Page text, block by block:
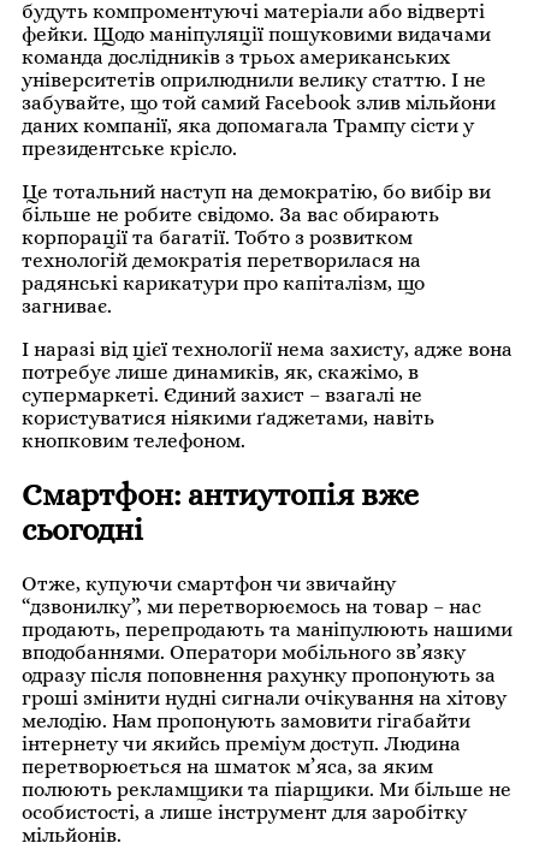
будуть компроментуючі матеріали або відверті
фейки. Щодо маніпуляції пошуковими видачами
команда дослідників з трьох американських
університетів оприлюднили велику статтю. І не
забувайте, що той самий Facebook злив мільйони
даних компанії, яка допомагала Трампу сісти у
президентське крісло.
Це тотальний наступ на демократію, бо вибір ви
більше не робите свідомо. За вас обирають
корпорації та багатії. Тобто з розвитком
технологій демократія перетворилася на
радянські карикатури про капіталізм, що
загниває.
І наразі від цієї технології нема захисту, адже вона
потребує лише динамиків, як, скажімо, в
супермаркеті. Єдиний захист – взагалі не
користуватися ніякими ґаджетами, навіть
кнопковим телефоном.
Смартфон: антиутопія вже
сьогодні
Отже, купуючи смартфон чи звичайну
“дзвонилку”, ми перетворюємось на товар – нас
продають, перепродають та маніпулюють нашими
вподобаннями. Оператори мобільного зв’язку
одразу після поповнення рахунку пропонують за
гроші змінити нудні сигнали очікування на хітову
мелодію. Нам пропонують замовити гігабайти
інтернету чи якийсь преміум доступ. Людина
перетворюється на шматок м’яса, за яким
полюють рекламщики та піарщики. Ми більше не
особистості, а лише інструмент для заробітку
мільйонів.